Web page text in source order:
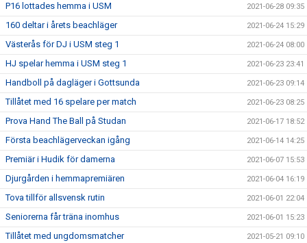
P16 lottades hemma i USM 2021-06-28 09:35
160 deltar i årets beachläger 2021-06-24 15:29
Västerås för DJ i USM steg 1 2021-06-24 08:00
HJ spelar hemma i USM steg 1 2021-06-23 23:41
Handboll på dagläger i Gottsunda 2021-06-23 09:14
Tillåtet med 16 spelare per match 2021-06-23 08:25
Prova Hand The Ball på Studan 2021-06-17 18:52
Första beachlägerveckan igång 2021-06-14 14:25
Premiär i Hudik för damerna 2021-06-07 15:53
Djurgården i hemmapremiären 2021-06-04 16:19
Tova tillför allsvensk rutin 2021-06-01 22:04
Seniorerna får träna inomhus 2021-06-01 15:23
Tillåtet med ungdomsmatcher 2021-05-21 09:10